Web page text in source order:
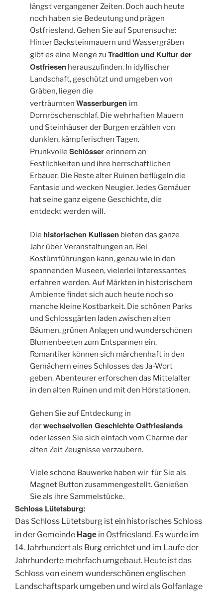
längst vergangener Zeiten. Doch auch heute
noch haben sie Bedeutung und prägen
Ostfriesland. Gehen Sie auf Spurensuche:
Hinter Backsteinmauern und Wassergräben
gibt es eine Menge zu Tradition und Kultur der
Ostfriesen herauszufinden. In idyllischer
Landschaft, geschützt und umgeben von
Gräben, liegen die
verträumten Wasserburgen im
Dornröschenschlaf. Die wehrhaften Mauern
und Steinhäuser der Burgen erzählen von
dunklen, kämpferischen Tagen.
Prunkvolle Schlösser erinnern an
Festlichkeiten und ihre herrschaftlichen
Erbauer. Die Reste alter Ruinen beflügeln die
Fantasie und wecken Neugier. Jedes Gemäuer
hat seine ganz eigene Geschichte, die
entdeckt werden will.
Die historischen Kulissen bieten das ganze
Jahr über Veranstaltungen an. Bei
Kostümführungen kann, genau wie in den
spannenden Museen, vielerlei Interessantes
erfahren werden. Auf Märkten in historischem
Ambiente findet sich auch heute noch so
manche kleine Kostbarkeit. Die schönen Parks
und Schlossgärten laden zwischen alten
Bäumen, grünen Anlagen und wunderschönen
Blumenbeeten zum Entspannen ein.
Romantiker können sich märchenhaft in den
Gemächern eines Schlosses das Ja-Wort
geben. Abenteurer erforschen das Mittelalter
in den alten Ruinen und mit den Hörstationen.
Gehen Sie auf Entdeckung in
derwechselvollen Geschichte Ostfrieslands
oder lassen Sie sich einfach vom Charme der
alten Zeit Zeugnisse verzaubern.
Viele schöne Bauwerke haben wir für Sie als
Magnet Button zusammengestellt. Genießen
Sie als ihre Sammelstücke.
Schloss Lütetsburg:
Das Schloss Lütetsburg ist ein historisches Schloss
in der Gemeinde Hage in Ostfriesland. Es wurde im
14. Jahrhundert als Burg errichtet und im Laufe der
Jahrhunderte mehrfach umgebaut. Heute ist das
Schloss von einem wunderschönen englischen
Landschaftspark umgeben und wird als Golfanlage